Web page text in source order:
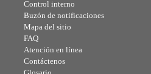
Control interno
Buzón de notificaciones
Mapa del sitio
FAQ
Atención en línea
Contáctenos